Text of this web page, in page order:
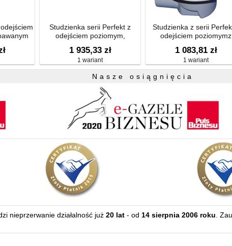
Studzienka serii Perfekt z
odejściem poziomym,
bitumicznym d500mm, ramą
260 x 260 mm i kratką 226 x
226 mm z żeliwa , koszem
1 935,33 zł
1 wariant
Studzienka z serii
odejściem poziomymz
tworzywa sztucznego
240x240mm, kratką z
tworzywa sztucznego
226x226mm,
1 083,81 zł
1 wariant
Nasze osiągnięcia
nieprzerwanie działalność już 20 lat - od 14 sierpnia 2006 roku .